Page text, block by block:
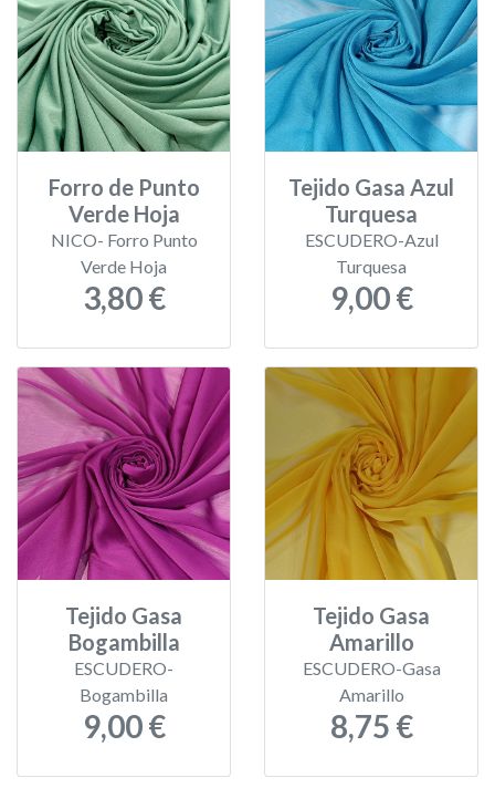
Forro de Punto
Verde Hoja
NICO- Forro Punto
Verde Hoja
3,80 €
Tejido Gasa Azul
Turquesa
ESCUDERO-Azul
Turquesa
9,00 €
Tejido Gasa
Bogambilla
ESCUDERO-
Bogambilla
9,00 €
Tejido Gasa
Amarillo
ESCUDERO-Gasa
Amarillo
8,75 €